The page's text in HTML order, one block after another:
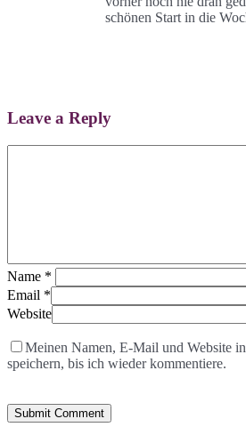
schönen Start in die
Leave a Reply
Name *
Email *
Website
Meinen Namen, E-Mail und Website
speichern, bis ich wieder kommentiere.